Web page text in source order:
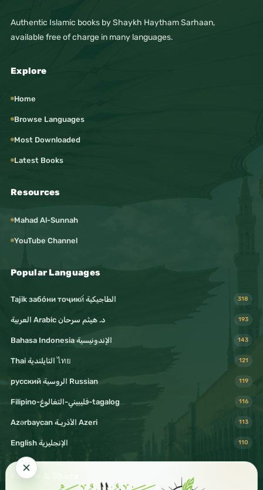
Authentic Islamic books by Shaykh Haytham Sarhaan,
available free of charge in many languages.
Explore
Home
Browse Languages
Most Downloaded
Latest Books
Resources
Mahad Al-Sunnah
YouTube Channel
Popular Languages
Tajik забо́ни тоҷикӣ́ الطاجيكية 318
د. هيثم سرحان Arabic العربية 193
Bahasa Indonesia الإندونيسية 143
Thai التايلندية ไทย 121
русский الروسية Russian 119
Filipino-فليبيني-التغالوغ-tagalog 116
Azərbaycan الأذريـة Azeri 113
English الإنجليزية 110
Follow & Share